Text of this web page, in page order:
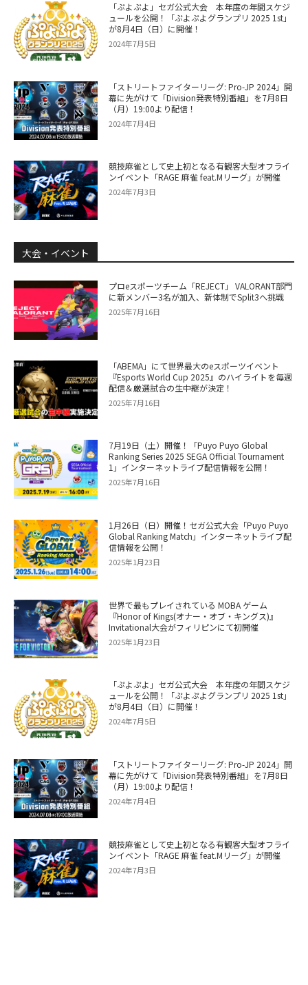
「ぷよぷよ」セガ公式大会 本年度の年間スケジ
ュールを公開！「ぷよぷよグランプリ 2025 1st」
が8月4日（日）に開催！
2024年7月5日
「ストリートファイターリーグ: Pro-JP 2024」開
幕に先がけて「Division発表特別番組」を7月8日
（月）19:00より配信！
2024年7月4日
競技麻雀として史上初となる有観客大型オフライ
ンイベント「RAGE 麻雀 feat.Mリーグ」が開催
2024年7月3日
大会・イベント
プロeスポーツチーム「REJECT」 VALORANT部門
に新メンバー3名が加入、新体制でSplit3へ挑戦
2025年7月16日
「ABEMA」にて世界最大のeスポーツイベント
『Esports World Cup 2025』のハイライトを毎週
配信＆厳選試合の生中継が決定！
2025年7月16日
7月19日（土）開催！「Puyo Puyo Global
Ranking Series 2025 SEGA Official Tournament
1」インターネットライブ配信情報を公開！
2025年7月16日
1月26日（日）開催！セガ公式大会「Puyo Puyo
Global Ranking Match」インターネットライブ配
信情報を公開！
2025年1月23日
世界で最もプレイされている MOBA ゲーム
『Honor of Kings(オナー・オブ・キングス)』
Invitational大会がフィリピンにて初開催
2025年1月23日
「ぷよぷよ」セガ公式大会 本年度の年間スケジ
ュールを公開！「ぷよぷよグランプリ 2025 1st」
が8月4日（日）に開催！
2024年7月5日
「ストリートファイターリーグ: Pro-JP 2024」開
幕に先がけて「Division発表特別番組」を7月8日
（月）19:00より配信！
2024年7月4日
競技麻雀として史上初となる有観客大型オフライ
ンイベント「RAGE 麻雀 feat.Mリーグ」が開催
2024年7月3日